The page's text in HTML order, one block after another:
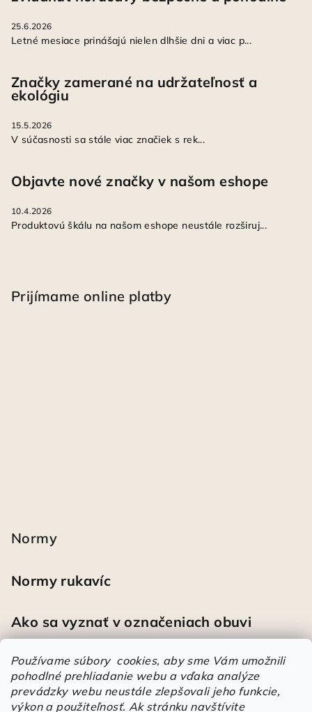
Používame súbory cookies, aby sme Vám umožnili
pohodlné prehliadanie webu a vďaka analýze
prevádzky webu neustále zlepšovali jeho funkcie,
výkon a použiteľnosť. Ak stránku navštívite
25.6.2026
Letné mesiace prinášajú nielen dlhšie dni a viac p...
Značky zamerané na udržateľnosť a
ekológiu
15.5.2026
V súčasnosti sa stále viac značiek s rek...
Objavte nové značky v našom eshope
10.4.2026
Produktovú škálu na našom eshope neustále rozširuj...
Prijímame online platby
Normy
Normy rukavíc
Ako sa vyznať v označeniach obuvi
Heureka